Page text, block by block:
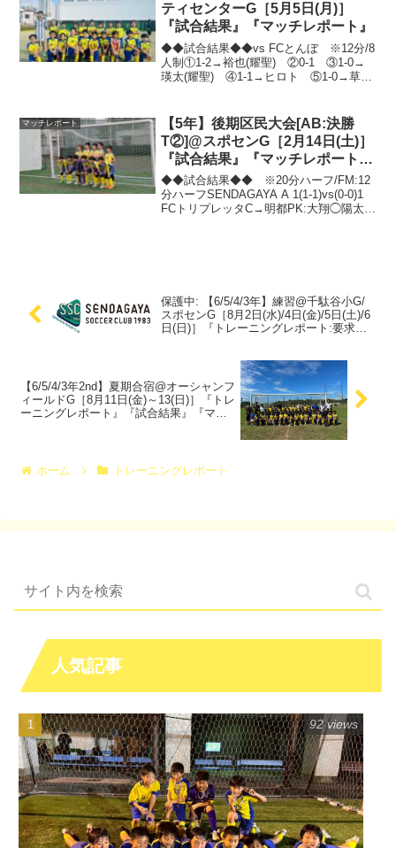
ティセンターG［5月5日(月)］
『試合結果』『マッチレポート』
◆◆試合結果◆◆vs FCとんぼ ※12分/8
人制①1-2→裕也(耀聖) ②0-1 ③1-0→
瑛太(耀聖) ④1-1→ヒロト ⑤1-0→草平
也...
マッチレポート
【5年】後期区民大会[AB:決勝
T②]@スポセンG［2月14日(土)］
『試合結果』『マッチレポート』
『試合動画』
◆◆試合結果◆◆ ※20分ハーフ/FM:12
分ハーフSENDAGAYA A 1(1-1)vs(0-0)1
FCトリプレッタC→明都PK:大翔◯陽太◯
保護中: 【6/5/4/3年】練習@千駄谷小G/
スポセンG［8月2日(水)/4日(金)/5日(土)/6
日(日)］『トレーニングレポート:要求の
【6/5/4/3年2nd】夏期合宿@オーシャンフ
ィールドG［8月11日(金)～13(日)］『トレ
ーニングレポート』『試合結果』『マッ
ホーム トレーニングレポート
人気記事
92 views